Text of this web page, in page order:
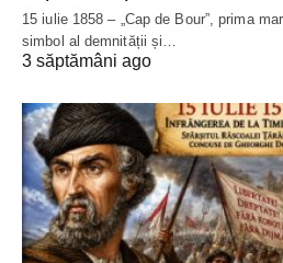
15 iulie 1858 – „Cap de Bour”, prima
simbol al demnității și…
3 săptămâni ago